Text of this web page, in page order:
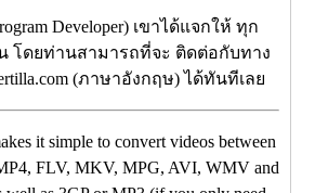
Developer) เขาได้แจกให้ ทุก
โดยท่านสามารถที่จะ ติดต่อกับทาง
(ภาษาอังกฤษ) ได้ทันทีเลย
it simple to convert videos between
FLV, MKV, MPG, AVI, WMV and